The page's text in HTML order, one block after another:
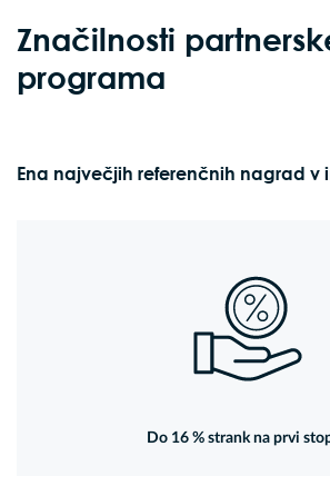
Značilnosti
programa
Ena največjih referenčnih nagrad v
Do 16 % strank na prvi